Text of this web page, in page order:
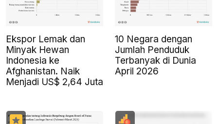
Ekspor Lemak dan
Minyak Hewan
Indonesia ke
Afghanistan. Naik
Menjadi US$ 2,64 Juta
10 Negara dengan
Jumlah Penduduk
Terbanyak di Dunia
April 2026